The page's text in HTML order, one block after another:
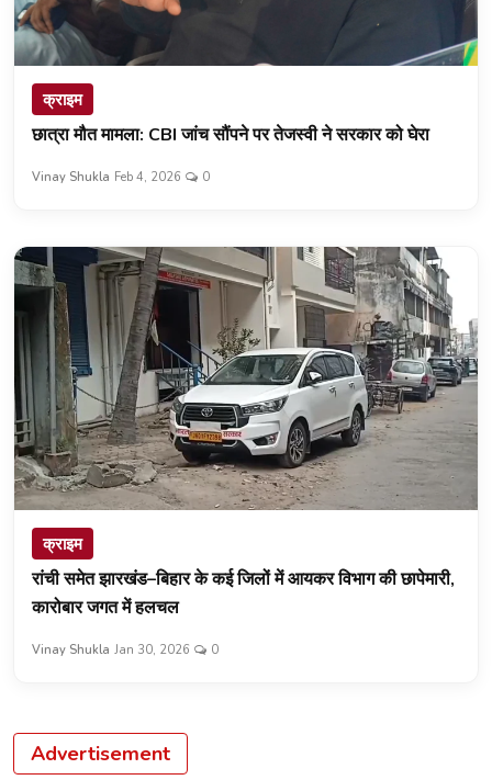
क्राइम
छात्रा मौत मामला: CBI जांच सौंपने पर तेजस्वी ने सरकार को घेरा
Vinay Shukla Feb 4, 2026 0
क्राइम
रांची समेत झारखंड–बिहार के कई जिलों में आयकर विभाग की छापेमारी,
कारोबार जगत में हलचल
Vinay Shukla Jan 30, 2026 0
Advertisement